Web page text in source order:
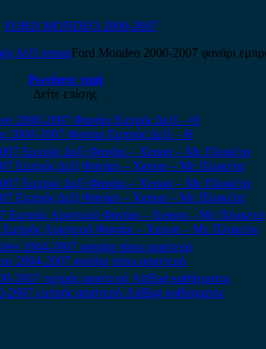
FORD MONDEO 2000-2007
Ford Mondeo 2000-2007 φανάρι
Ρωτήστε τιμή
Δείτε επίσης
2000-2007 Φανάρι Εμπρός Δεξί – Θ
Εμπρός Δεξί Φανάρι – Xenon – Με Πλακέτα
Εμπρός Δεξί Φανάρι – Xenon – Με Πλακέτα
Αριστερό Φανάρι – Xenon – Με Πλακέτα
2004-2007 φανάρι πίσω αριστερό
2007 εμπρός αριστερό AirBag καθίσματος